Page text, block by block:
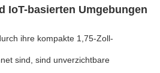
IoT-basierten Umgebungen
ihre kompakte 1,75-Zoll-
sind, sind unverzichtbare